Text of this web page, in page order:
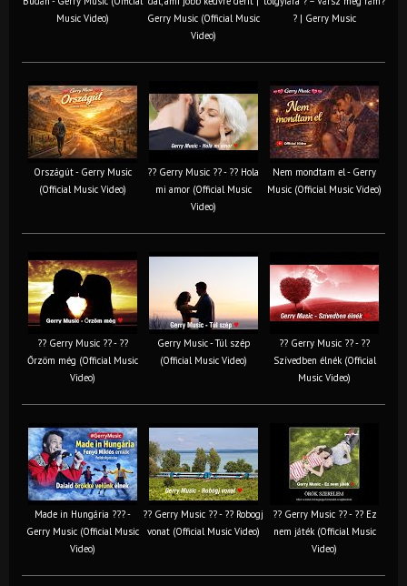
Music Video)
Gerry Music (Official Music
Video)
? | Gerry Music
Országút - Gerry Music
(Official Music Video)
?? Gerry Music ?? - ?? Hola
mi amor (Official Music
Video)
Nem mondtam el - Gerry
Music (Official Music Video)
?? Gerry Music ?? - ??
Őrzöm még (Official Music
Video)
Gerry Music - Túl szép
(Official Music Video)
?? Gerry Music ?? - ??
Szívedben élnék (Official
Music Video)
Made in Hungária ??? -
Gerry Music (Official Music
Video)
?? Gerry Music ?? - ?? Robogj
vonat (Official Music Video)
?? Gerry Music ?? - ?? Ez
nem játék (Official Music
Video)